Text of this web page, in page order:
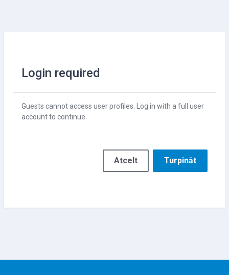
Login required
Guests cannot access user profiles. Log in with a full user
account to continue.
Atcelt Turpināt